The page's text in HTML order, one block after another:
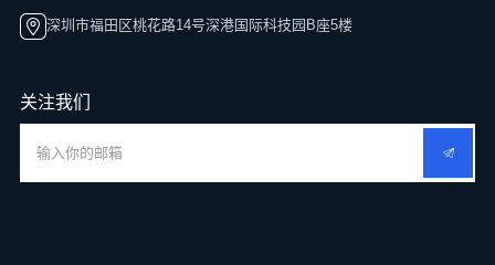
深圳市福田区桃花路14号深港国际科技园B座5楼
关注我们